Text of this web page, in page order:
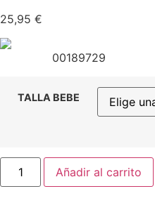
25,95 €
00189729
TALLA BEBE
CALAMARO
ZORRITO
NIÑO
Añadir al carrito